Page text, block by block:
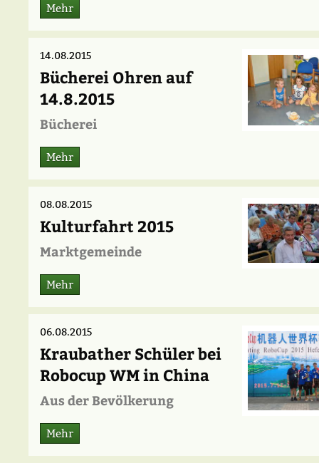
Mehr
14.08.2015
Bücherei Ohren auf
14.8.2015
Bücherei
Mehr
08.08.2015
Kulturfahrt 2015
Marktgemeinde
Mehr
06.08.2015
Kraubather Schüler bei
Robocup WM in China
Aus der Bevölkerung
Mehr